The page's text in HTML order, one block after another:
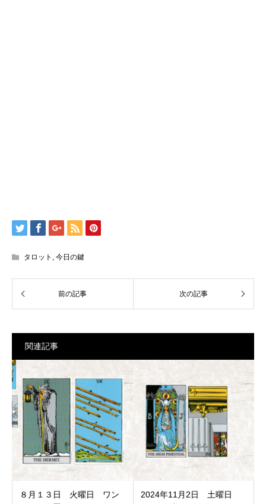
タロット 今日の鍵
関連記事
８月１３日 火曜日 ワン
2024年11月2日 土曜日